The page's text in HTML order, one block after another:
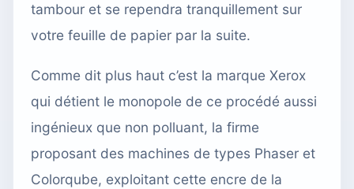
tambour et se rependra tranquillement sur
votre feuille de papier par la suite.
Comme dit plus haut c’est la marque Xerox
qui détient le monopole de ce procédé aussi
ingénieux que non polluant, la firme
proposant des machines de types Phaser et
Colorqube, exploitant cette encre de la